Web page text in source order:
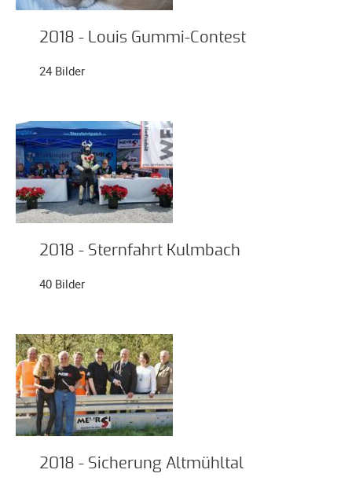
Unterfahrschutz
-
-
Technik
Unterfahrschutz
-
Kompatibilität
-
in
Streckensicherung
Meldeformular
Flex.
Kurvenleittafel
Galerien
Galerie
2018 - Louis Gummi-Contest
24 Bilder
2018 - Sternfahrt Kulmbach
40 Bilder
2018 - Sicherung Altmühltal